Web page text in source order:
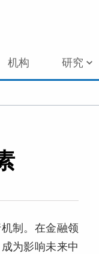
机构 研究
制。在金融领
为影响未来中